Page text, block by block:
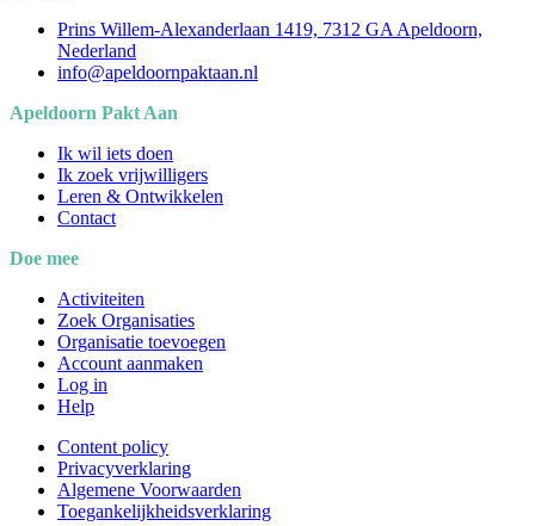
Prins Willem-Alexanderlaan 1419, 7312 GA Apeldoorn,
Nederland
info@apeldoornpaktaan.nl
Apeldoorn Pakt Aan
Ik wil iets doen
Ik zoek vrijwilligers
Leren & Ontwikkelen
Contact
Doe mee
Activiteiten
Zoek Organisaties
Organisatie toevoegen
Account aanmaken
Log in
Help
Content policy
Privacyverklaring
Algemene Voorwaarden
Toegankelijkheidsverklaring